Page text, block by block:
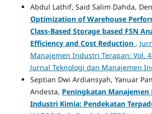
Abdul Lathif, Said Salim Dahda,
Optimization of Warehouse
Class-Based Storage based FSN
Efficiency and Cost Reduction ,
Manajemen Industri Terapan: Vol. 4
Jurnal Teknologi dan Manajemen
Septian Dwi Ardiansyah, Yanuar
Andesta, Peningkatan Manajemen
Industri Kimia: Pendekatan